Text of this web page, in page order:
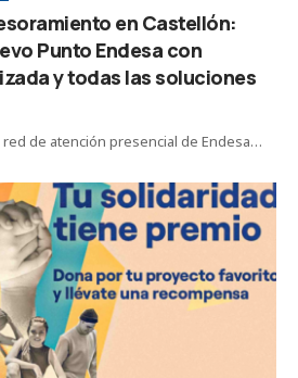
en Castellón:
Punto Endesa con
y todas las soluciones
red de atención presencial de Endesa…